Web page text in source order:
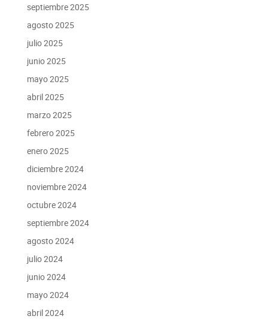
septiembre 2025
agosto 2025
julio 2025
junio 2025
mayo 2025
abril 2025
marzo 2025
febrero 2025
enero 2025
diciembre 2024
noviembre 2024
octubre 2024
septiembre 2024
agosto 2024
julio 2024
junio 2024
mayo 2024
abril 2024